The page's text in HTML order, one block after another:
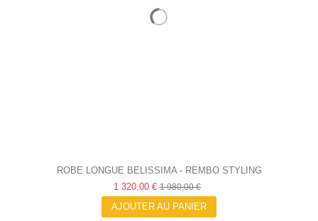
ROBE LONGUE BELISSIMA - REMBO STYLING
1 320,00 € 1 980,00 €
AJOUTER AU PANIER